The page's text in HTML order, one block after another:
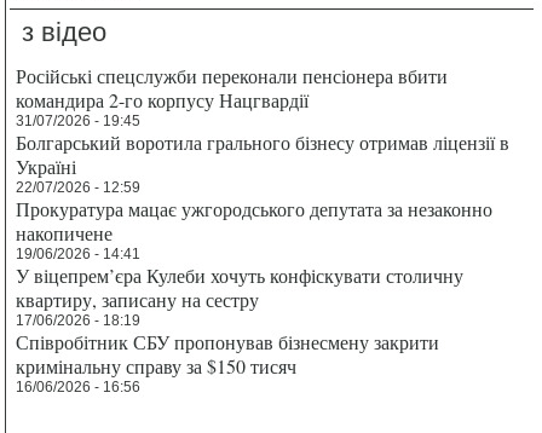
з відео
Російські спецслужби переконали пенсіонера вбити
командира 2-го корпусу Нацгвардії
31/07/2026 - 19:45
Болгарський воротила грального бізнесу отримав ліцензії в
Україні
22/07/2026 - 12:59
Прокуратура мацає ужгородського депутата за незаконно
накопичене
19/06/2026 - 14:41
У віцепрем’єра Кулеби хочуть конфіскувати столичну
квартиру, записану на сестру
17/06/2026 - 18:19
Співробітник СБУ пропонував бізнесмену закрити
кримінальну справу за $150 тисяч
16/06/2026 - 16:56